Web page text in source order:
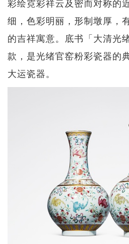
细，色彩明丽，形制墩厚，
的吉祥寓意。底书「大清光
款，是光绪官窑粉彩瓷器的
大运瓷器。